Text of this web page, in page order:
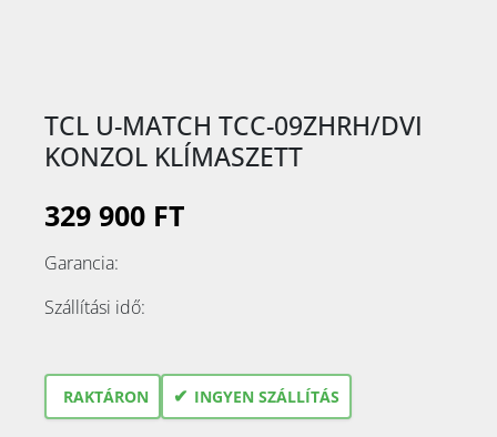
TCL U-MATCH TCC-09ZHRH/DVI
KONZOL KLÍMASZETT
329 900 FT
Garancia:
Szállítási idő:
RAKTÁRON ✔ INGYEN SZÁLLÍTÁS